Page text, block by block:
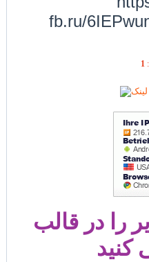
fb.ru/
1
را در قالب
کنید